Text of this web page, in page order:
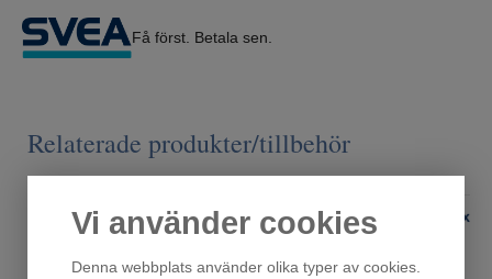
Vi använder cookies
Denna webbplats använder olika typer av cookies.
Få först. Betala sen.
Relaterade produkter/tillbehör